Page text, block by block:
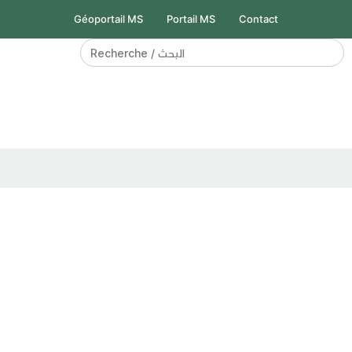
Géoportail MS Portail MS Contact
Search
for: